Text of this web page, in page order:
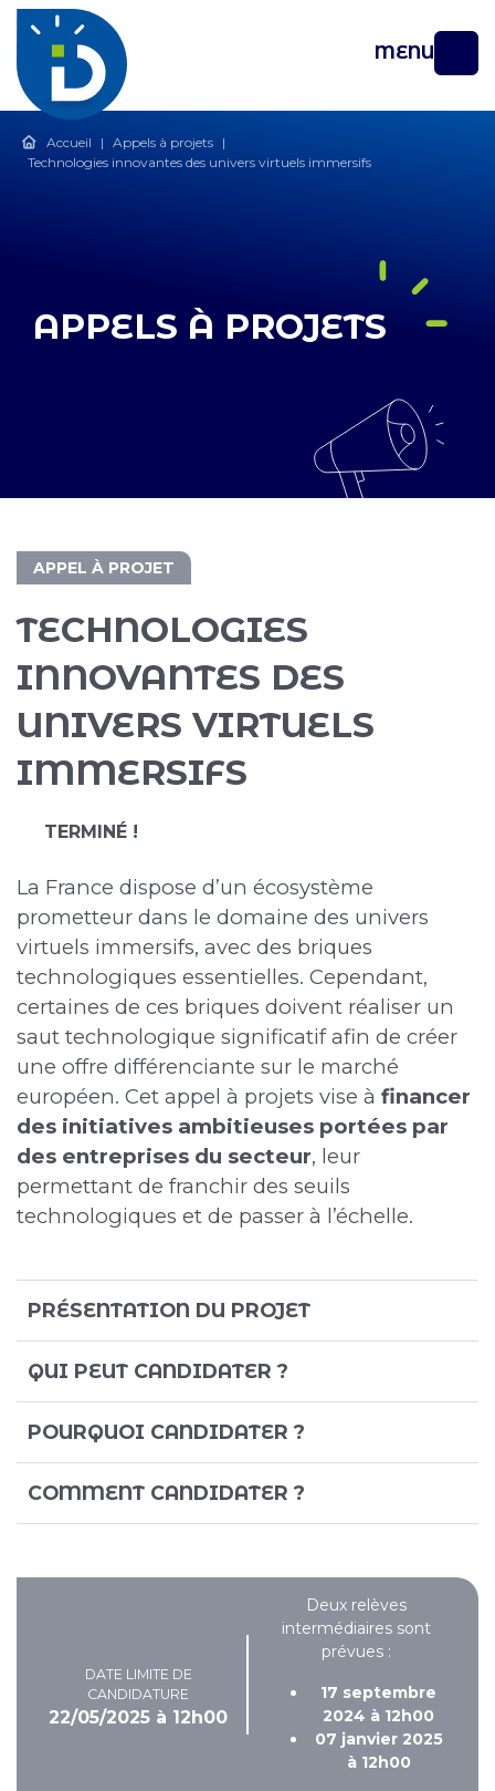
MENU
Accueil | Appels à projets |
Technologies innovantes des univers virtuels immersifs
APPELS À PROJETS
APPEL À PROJET
TECHNOLOGIES
INNOVANTES DES
UNIVERS VIRTUELS
IMMERSIFS
TERMINÉ !
La France dispose d’un écosystème
prometteur dans le domaine des univers
virtuels immersifs, avec des briques
technologiques essentielles. Cependant,
certaines de ces briques doivent réaliser un
saut technologique significatif afin de créer
une offre différenciante sur le marché
européen. Cet appel à projets vise à financer
des initiatives ambitieuses portées par
des entreprises du secteur, leur
permettant de franchir des seuils
technologiques et de passer à l’échelle.
PRÉSENTATION DU PROJET
QUI PEUT CANDIDATER ?
POURQUOI CANDIDATER ?
COMMENT CANDIDATER ?
DATE LIMITE DE
CANDIDATURE
22/05/2025 à 12h00
Deux relèves
intermédiaires sont
prévues :
17 septembre
2024 à 12h00
07 janvier 2025
à 12h00